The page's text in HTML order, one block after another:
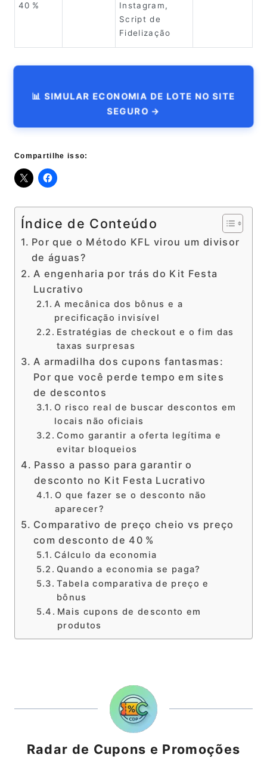
40 %
Instagram,
Script de
Fidelização
📊 SIMULAR ECONOMIA DE LOTE NO SITE
SEGURO →
Compartilhe isso:
Índice de Conteúdo
Por que o Método KFL virou um divisor
de águas?
A engenharia por trás do Kit Festa
Lucrativo
A mecânica dos bônus e a
precificação invisível
Estratégias de checkout e o fim das
taxas surpresas
A armadilha dos cupons fantasmas:
Por que você perde tempo em sites
de descontos
O risco real de buscar descontos em
locais não oficiais
Como garantir a oferta legítima e
evitar bloqueios
Passo a passo para garantir o
desconto no Kit Festa Lucrativo
O que fazer se o desconto não
aparecer?
Comparativo de preço cheio vs preço
com desconto de 40 %
Cálculo da economia
Quando a economia se paga?
Tabela comparativa de preço e
bônus
Mais cupons de desconto em
produtos
Radar de Cupons e Promoções